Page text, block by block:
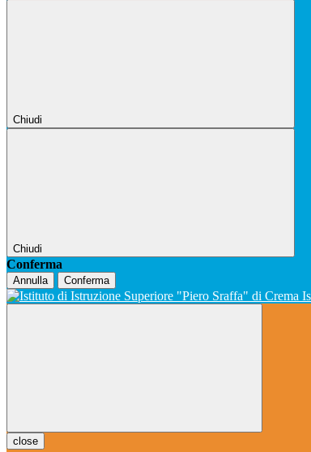
Chiudi
Chiudi
Conferma
Annulla Conferma
close